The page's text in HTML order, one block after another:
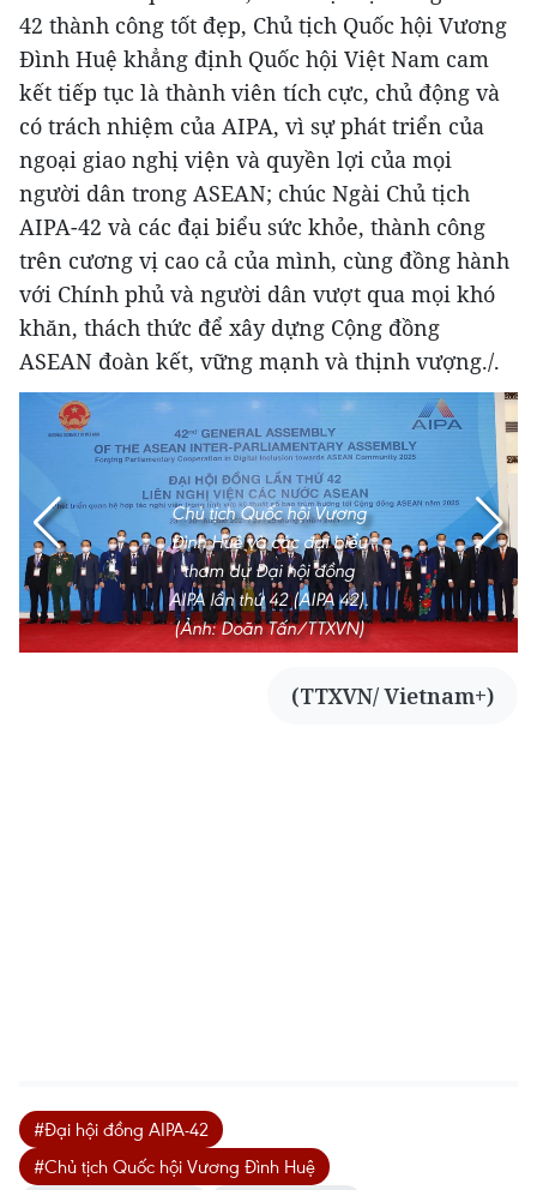
42 thành công tốt đẹp, Chủ tịch Quốc hội Vương
Đình Huệ khẳng định Quốc hội Việt Nam cam
kết tiếp tục là thành viên tích cực, chủ động và
có trách nhiệm của AIPA, vì sự phát triển của
ngoại giao nghị viện và quyền lợi của mọi
người dân trong ASEAN; chúc Ngài Chủ tịch
AIPA-42 và các đại biểu sức khỏe, thành công
trên cương vị cao cả của mình, cùng đồng hành
với Chính phủ và người dân vượt qua mọi khó
khăn, thách thức để xây dựng Cộng đồng
ASEAN đoàn kết, vững mạnh và thịnh vượng./.
Chủ tịch Quốc hội Vương
Đình Huệ và các đại biểu
tham dự Đại hội đồng
AIPA lần thứ 42 (AIPA 42).
(Ảnh: Doãn Tấn/TTXVN)
(TTXVN/ Vietnam+)
#Đại hội đồng AIPA-42
#Chủ tịch Quốc hội Vương Đình Huệ